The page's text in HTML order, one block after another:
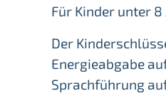
Für Kinder unter 8
Der
Energieabgabe
Sprachführung